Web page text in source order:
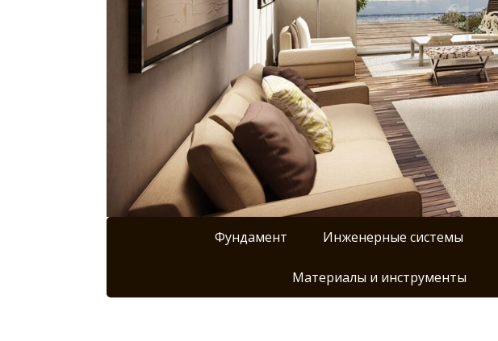
Фундамент Инженерные системы
Материалы и инструменты